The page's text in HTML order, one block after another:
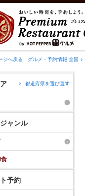
ジへ戻る グルメ・予約情報 全国
都道府県を選び直す
ャンル
予約